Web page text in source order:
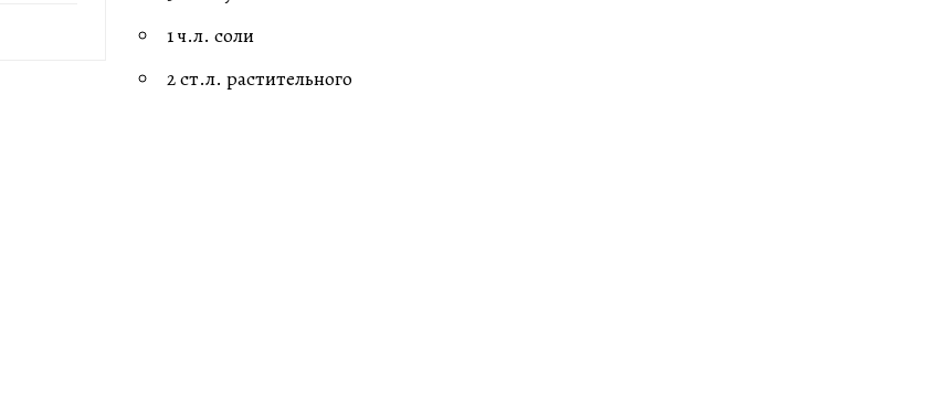
1 ч.л. соли
2 ст.л. растительного